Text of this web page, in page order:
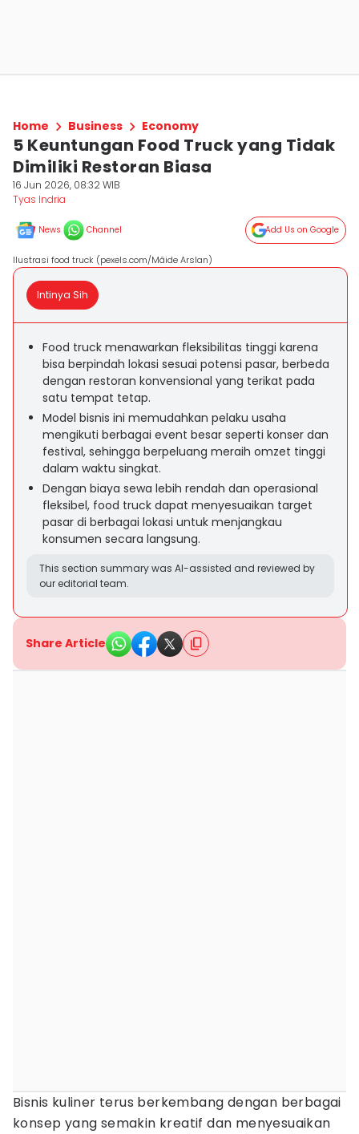
Home Business Economy
5 Keuntungan Food Truck yang Tidak
Dimiliki Restoran Biasa
16 Jun 2026, 08:32 WIB
Tyas Indria
News Channel Add Us on Google
Ilustrasi food truck (pexels.com/Mâide Arslan)
Intinya Sih
Food truck menawarkan fleksibilitas tinggi karena
bisa berpindah lokasi sesuai potensi pasar, berbeda
dengan restoran konvensional yang terikat pada
satu tempat tetap.
Model bisnis ini memudahkan pelaku usaha
mengikuti berbagai event besar seperti konser dan
festival, sehingga berpeluang meraih omzet tinggi
dalam waktu singkat.
Dengan biaya sewa lebih rendah dan operasional
fleksibel, food truck dapat menyesuaikan target
pasar di berbagai lokasi untuk menjangkau
konsumen secara langsung.
This section summary was AI-assisted and reviewed by
our editorial team.
Share Article
Bisnis kuliner terus berkembang dengan berbagai
konsep yang semakin kreatif dan menyesuaikan